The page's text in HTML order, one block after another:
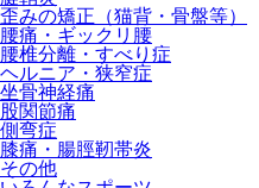
歪みの矯正（猫背・骨盤等）
腰痛・ギックリ腰
腰椎分離・すべり症
ヘルニア・狭窄症
坐骨神経痛
股関節痛
側弯症
膝痛・腸脛靭帯炎
その他